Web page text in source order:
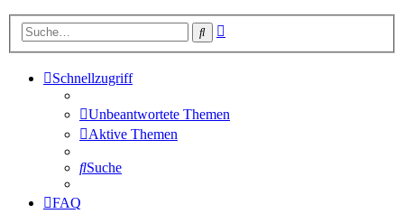
Suche
Schnellzugriff
Unbeantwortete Themen
Aktive Themen
Suche
FAQ